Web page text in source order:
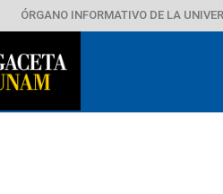
ÓRGANO INFORMATIVO DE LA